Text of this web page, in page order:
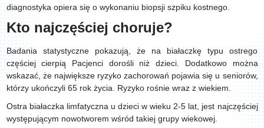
diagnostyka opiera się o wykonaniu biopsji szpiku kostnego.
Kto najczęściej choruje?
Badania statystyczne pokazują, że na białaczkę typu ostrego
częściej cierpią Pacjenci dorośli niż dzieci. Dodatkowo można
wskazać, że największe ryzyko zachorowań pojawia się u seniorów,
którzy ukończyli 65 rok życia. Ryzyko rośnie wraz z wiekiem.
Ostra białaczka limfatyczna u dzieci w wieku 2-5 lat, jest najczęściej
występującym nowotworem wśród takiej grupy wiekowej.